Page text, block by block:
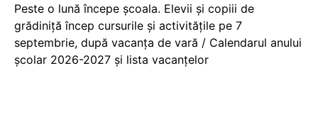
Peste o lună începe școala. Elevii și copiii de
grădiniță încep cursurile și activitățile pe 7
septembrie, după vacanța de vară / Calendarul anului
școlar 2026-2027 și lista vacanțelor